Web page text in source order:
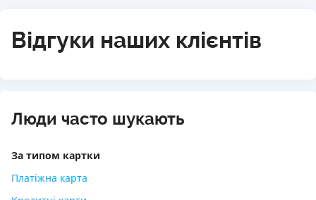
Відгуки наших клієнтів
Люди часто шукають
За типом картки
Платіжна карта